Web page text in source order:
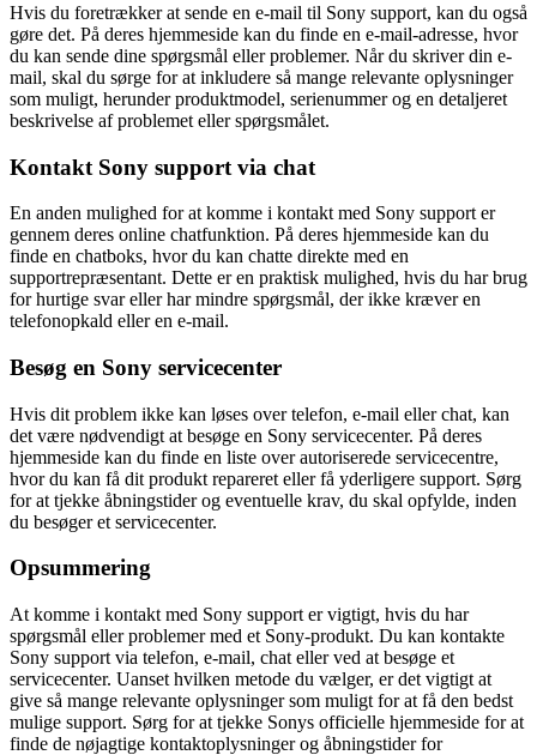
Hvis du foretrækker at sende en e-mail til Sony support, kan du også
gøre det. På deres hjemmeside kan du finde en e-mail-adresse, hvor
du kan sende dine spørgsmål eller problemer. Når du skriver din e-
mail, skal du sørge for at inkludere så mange relevante oplysninger
som muligt, herunder produktmodel, serienummer og en detaljeret
beskrivelse af problemet eller spørgsmålet.
Kontakt Sony support via chat
En anden mulighed for at komme i kontakt med Sony support er
gennem deres online chatfunktion. På deres hjemmeside kan du
finde en chatboks, hvor du kan chatte direkte med en
supportrepræsentant. Dette er en praktisk mulighed, hvis du har brug
for hurtige svar eller har mindre spørgsmål, der ikke kræver en
telefonopkald eller en e-mail.
Besøg en Sony servicecenter
Hvis dit problem ikke kan løses over telefon, e-mail eller chat, kan
det være nødvendigt at besøge en Sony servicecenter. På deres
hjemmeside kan du finde en liste over autoriserede servicecentre,
hvor du kan få dit produkt repareret eller få yderligere support. Sørg
for at tjekke åbningstider og eventuelle krav, du skal opfylde, inden
du besøger et servicecenter.
Opsummering
At komme i kontakt med Sony support er vigtigt, hvis du har
spørgsmål eller problemer med et Sony-produkt. Du kan kontakte
Sony support via telefon, e-mail, chat eller ved at besøge et
servicecenter. Uanset hvilken metode du vælger, er det vigtigt at
give så mange relevante oplysninger som muligt for at få den bedst
mulige support. Sørg for at tjekke Sonys officielle hjemmeside for at
finde de nøjagtige kontaktoplysninger og åbningstider for